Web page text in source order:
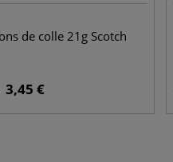
de colle 21g Scotch
3,45 €